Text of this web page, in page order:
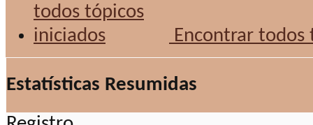
Encontrar todos
Estatísticas Resumidas